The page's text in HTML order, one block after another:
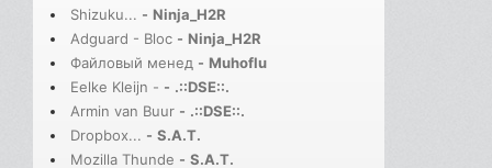
Shizuku... - Ninja_H2R
Adguard - Bloc - Ninja_H2R
Файловый менед - Muhoflu
Eelke Kleijn - - .::DSE::.
Armin van Buur - .::DSE::.
Dropbox... - S.A.T.
Mozilla Thunde - S.A.T.